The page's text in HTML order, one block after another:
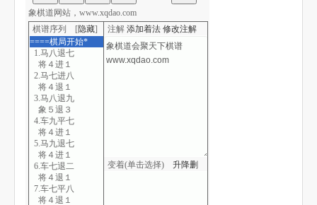
棋谱序列 [隐藏]
====棋局开始*
1.马八退七
将４进１
2.马七进八
将４退１
3.马八退九
象５退３
4.车九平七
将４进１
5.马九退七
将４进１
6.车七退二
将４退１
7.车七平八
将４退１
注解 添加着法 修改注解
变着(单击选择) 升降删
象棋道网站，www.xqdao.com